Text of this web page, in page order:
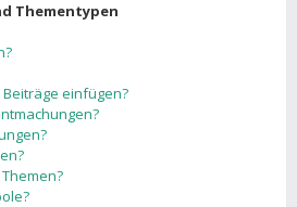
Thementypen
einfügen?